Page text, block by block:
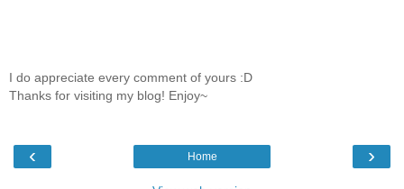
I do appreciate every comment of yours :D
Thanks for visiting my blog! Enjoy~
‹ ›
Home